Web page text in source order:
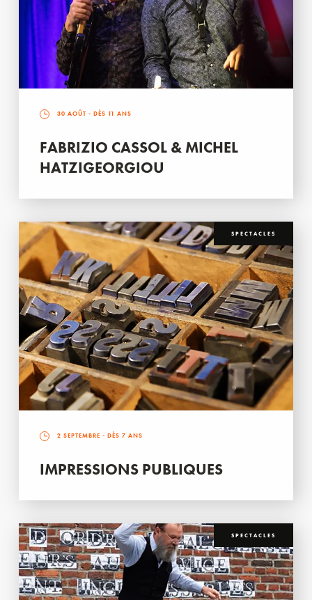
30 AOÛT - DÈS 11 ANS
FABRIZIO CASSOL & MICHEL
HATZIGEORGIOU
SPECTACLES
2 SEPTEMBRE - DÈS 7 ANS
IMPRESSIONS PUBLIQUES
SPECTACLES